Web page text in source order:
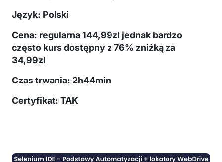
Język: Polski
Cena: regularna 144,99zl jednak bardzo
często kurs dostępny z 76% zniżką za
34,99zl
Czas trwania: 2h44min
Certyfikat: TAK